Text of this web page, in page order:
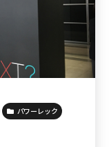
パワーレック